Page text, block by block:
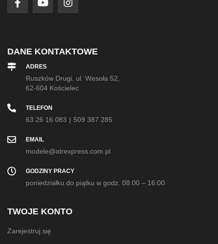
DANE KONTAKTOWE
ADRES
Ruszków Drugi, ul. Wesoła 52,
62-604 Kościelec
TELEFON
63 26 16 083 | 509 387 285
EMAIL
modele@atrexpress.com.pl
GODZINY PRACY
poniedziałku do piątku w godz. 08:00 – 16:00
TWOJE KONTO
Zarejestruj się